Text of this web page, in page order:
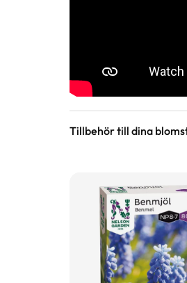
Tillbehör till dina